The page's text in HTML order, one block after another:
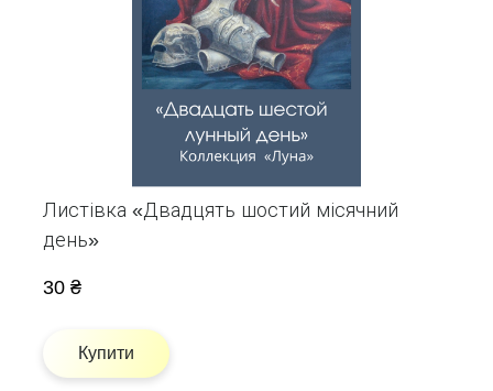
Листівка «Двадцять шостий місячний
день»
30 ₴
Купити